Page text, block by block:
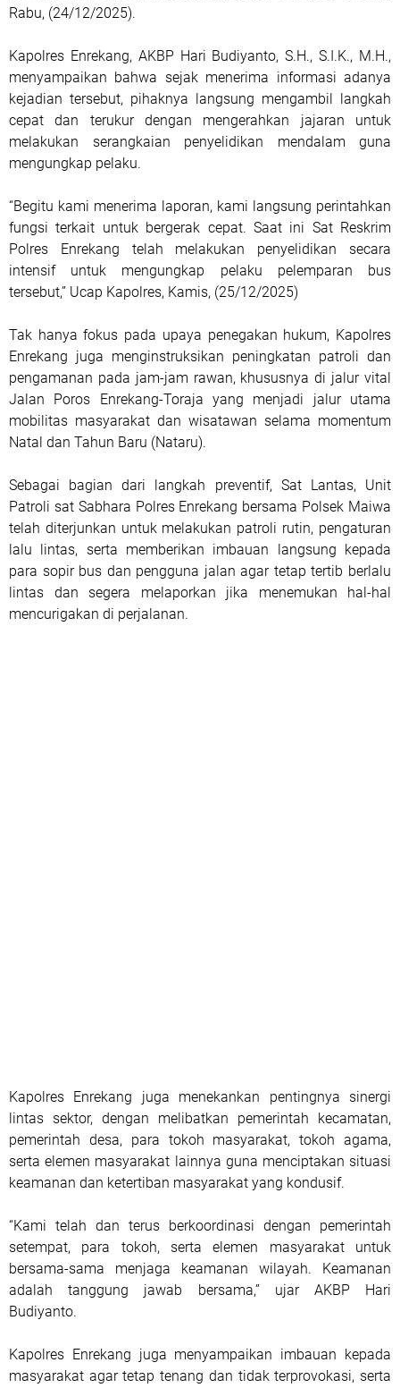
Rabu, (24/12/2025).
Kapolres Enrekang, AKBP Hari Budiyanto, S.H., S.I.K., M.H.,
menyampaikan bahwa sejak menerima informasi adanya
kejadian tersebut, pihaknya langsung mengambil langkah
cepat dan terukur dengan mengerahkan jajaran untuk
melakukan serangkaian penyelidikan mendalam guna
mengungkap pelaku.
“Begitu kami menerima laporan, kami langsung perintahkan
fungsi terkait untuk bergerak cepat. Saat ini Sat Reskrim
Polres Enrekang telah melakukan penyelidikan secara
intensif untuk mengungkap pelaku pelemparan bus
tersebut,” Ucap Kapolres, Kamis, (25/12/2025)
Tak hanya fokus pada upaya penegakan hukum, Kapolres
Enrekang juga menginstruksikan peningkatan patroli dan
pengamanan pada jam-jam rawan, khususnya di jalur vital
Jalan Poros Enrekang-Toraja yang menjadi jalur utama
mobilitas masyarakat dan wisatawan selama momentum
Natal dan Tahun Baru (Nataru).
Sebagai bagian dari langkah preventif, Sat Lantas, Unit
Patroli sat Sabhara Polres Enrekang bersama Polsek Maiwa
telah diterjunkan untuk melakukan patroli rutin, pengaturan
lalu lintas, serta memberikan imbauan langsung kepada
para sopir bus dan pengguna jalan agar tetap tertib berlalu
lintas dan segera melaporkan jika menemukan hal-hal
mencurigakan di perjalanan.
Kapolres Enrekang juga menekankan pentingnya sinergi
lintas sektor, dengan melibatkan pemerintah kecamatan,
pemerintah desa, para tokoh masyarakat, tokoh agama,
serta elemen masyarakat lainnya guna menciptakan situasi
keamanan dan ketertiban masyarakat yang kondusif.
“Kami telah dan terus berkoordinasi dengan pemerintah
setempat, para tokoh, serta elemen masyarakat untuk
bersama-sama menjaga keamanan wilayah. Keamanan
adalah tanggung jawab bersama,” ujar AKBP Hari
Budiyanto.
Kapolres Enrekang juga menyampaikan imbauan kepada
masyarakat agar tetap tenang dan tidak terprovokasi, serta